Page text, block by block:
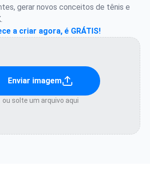
gerar novos conceitos de tênis e
a criar agora, é GRÁTIS!
Enviar imagem
ou solte um arquivo aqui